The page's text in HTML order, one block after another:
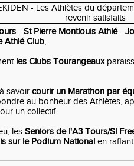
- St Pierre Montlouis Athlé-
Athlé Club,
les Clubs Tourangeaux
savoir courir un Marathon par
au bonheur des Athlètes,
un collectif.
les Seniors de l'A3 Tours/Sl
sur le Podium National en